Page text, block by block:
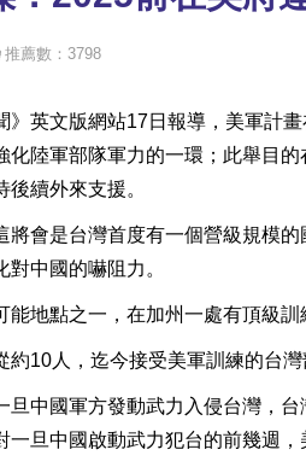
推薦數：3798
》英文版網站17日報導，美軍計
陸軍部隊軍力的一環；此舉目
續外來支援。
會是台灣首度有一個營級規模
中國的嚇阻力。
地點之一，在加州一處有頂級訓
10人，迄今接受美軍訓練的台灣
中國軍方發動武力入侵台灣，
旦中國啟動武力犯台的前幾週